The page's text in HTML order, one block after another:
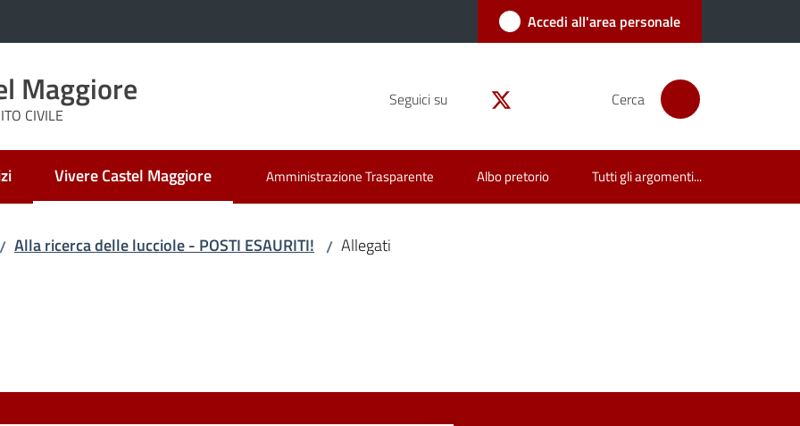
Accedi all'area personale
Maggiore
CIVILE
Seguici su Cerca
Vivere Castel Maggiore
Menu selezionato Amministrazione Trasparente Albo pretorio Tutti gli argomenti...
/ Alla ricerca delle lucciole - POSTI ESAURITI! / Allegati